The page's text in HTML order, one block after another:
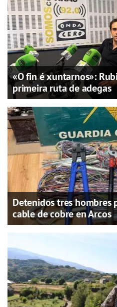
«O fin é xuntarnos»:
primeira ruta de adegas
Detenidos tres hombres
cable de cobre en Arcos